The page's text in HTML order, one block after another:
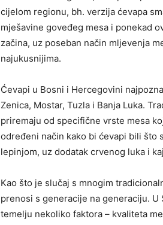
cijelom regionu, bh. verzija ćevapa
mješavine goveđeg mesa i ponekad
začina, uz poseban način mljevenja
najukusnijima.
Ćevapi u Bosni i Hercegovini
Zenica, Mostar, Tuzla i Banja Luka.
priremaju od specifične vrste mesa
određeni način kako bi ćevapi bili što
lepinjom, uz dodatak crvenog luka i
Kao što je slučaj s mnogim
prenosi s generacije na generaciju. U
temelju nekoliko faktora – kvaliteta